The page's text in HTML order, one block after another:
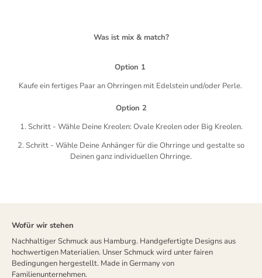
Was ist mix & match?
Option 1
Kaufe ein fertiges Paar an Ohrringen mit Edelstein und/oder Perle.
Option 2
1. Schritt - Wähle Deine Kreolen: Ovale Kreolen oder Big Kreolen.
2. Schritt - Wähle Deine Anhänger für die Ohrringe und gestalte so
Deinen ganz individuellen Ohrringe.
Wofür wir stehen
Nachhaltiger Schmuck aus Hamburg. Handgefertigte Designs aus
hochwertigen Materialien. Unser Schmuck wird unter fairen
Bedingungen hergestellt. Made in Germany von
Familienunternehmen.